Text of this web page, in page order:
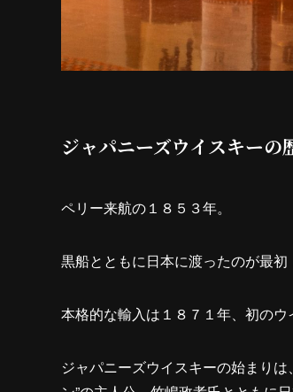
ジャパニーズウイスキーの
ペリー来航の１８５３年。
黒船とともに日本に渡ったのが最初
本格的な輸入は１８７１年、初のウ
ジャパニーズウイスキーの始まり